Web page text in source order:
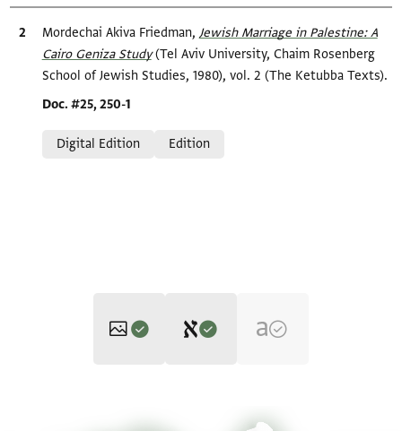
Bibliographic citation
Mordechai Akiva Friedman, Jewish Marriage in Palestine: A
Cairo Geniza Study(Tel Aviv University, Chaim Rosenberg
School of Jewish Studies, 1980), vol. 2 (The Ketubba Texts).
Location in source
Doc. #25, 250-1
Digital Edition
Edition
Jewish Marriage in Palestine: A Cairo